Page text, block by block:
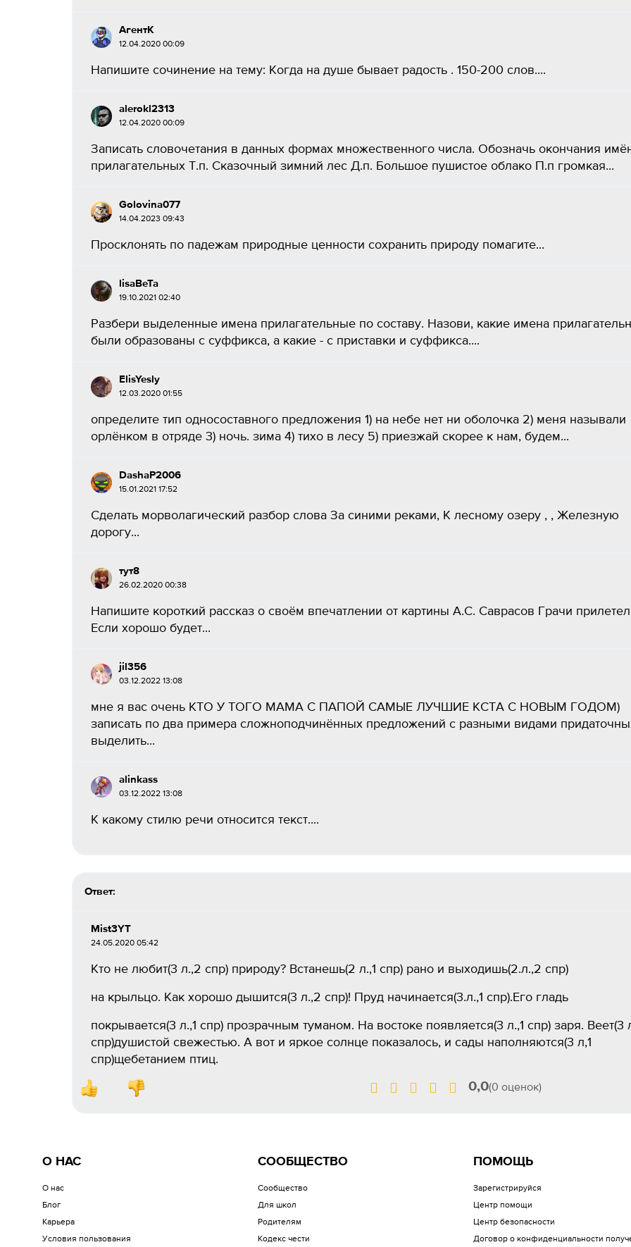
АгентК
12.04.2020 00:09
Напишите сочинение на тему: Когда на душе бывает радость . 150-200 слов.​...
alerokl2313
12.04.2020 00:09
Записать словочетания в данных формах множественного числа. Обозначь окончания
прилагательных Т.п. Сказочный зимний лес Д.п. Большое пушистое облако П.п громкая...
Golovina077
14.04.2023 09:43
Просклонять по падежам природные ценности сохранить природу помагите​...
lisaBeTa
19.10.2021 02:40
Разбери выделенные имена прилагательные по составу. Назови, какие имена
были образованы с суффикса, а какие - с приставки и суффикса.​...
ElisYesly
12.03.2020 01:55
определите тип односоставного предложения 1) на небе нет ни оболочка 2) меня называли
орлёнком в отряде 3) ночь. зима 4) тихо в лесу 5) приезжай скорее к нам, будем...
DashaP2006
15.01.2021 17:52
Сделать морволагический разбор слова За синими реками, К лесному озеру , , Железную
дорогу​...
тут8
26.02.2020 00:38
Напишите короткий рассказ о своём впечатлении от картины А.С. Саврасов Грачи
Если хорошо будет...
jil356
03.12.2022 13:08
мне я вас очень КТО У ТОГО МАМА С ПАПОЙ САМЫЕ ЛУЧШИЕ КСТА С НОВЫМ ГОДОМ)
записать по два примера сложноподчинённых предложений с разными видами
выделить...
alinkass
03.12.2022 13:08
К какому стилю речи относится текст.​...
Ответ:
Mist3YT
24.05.2020 05:42
Кто не любит(3 л.,2 спр) природу? Встанешь(2 л.,1 спр) рано и выходишь(2.л.,2 спр)
на крыльцо. Как хорошо дышится(3 л.,2 спр)! Пруд начинается(3.л.,1 спр).Его гладь
покрывается(3 л.,1 спр) прозрачным туманом. На востоке появляется(3 л.,1 спр) заря. Веет(3
спр)душистой свежестью. А вот и яркое солнце показалось, и сады наполняются(3 л,1
спр)щебетанием птиц.
0,0(0 оценок)
О НАС
О нас
Блог
Карьера
Условия пользования
СООБЩЕСТВО
Сообщество
Для школ
Родителям
Кодекс чести
ПОМОЩЬ
Зарегистрируйся
Центр помощи
Центр безопасности
Договор о конфиденциальности